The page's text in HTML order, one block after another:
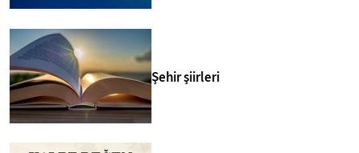
Şehir şiirleri